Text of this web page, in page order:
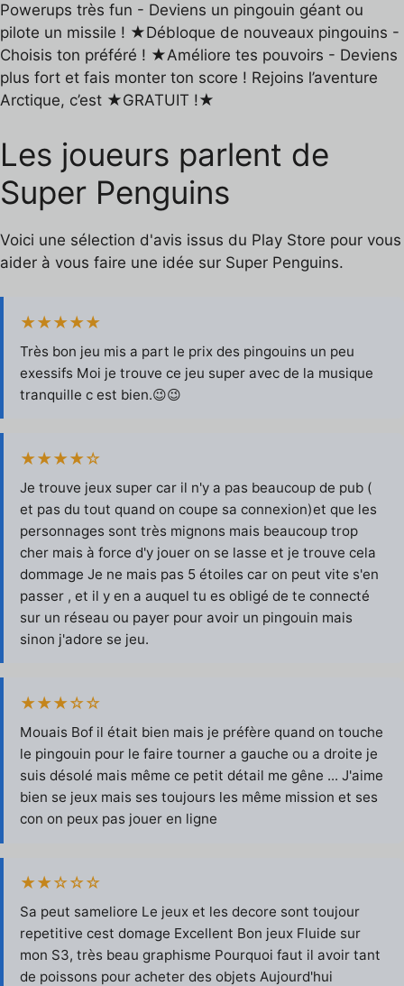
Powerups très fun - Deviens un pingouin géant ou
pilote un missile ! ★Débloque de nouveaux pingouins -
Choisis ton préféré ! ★Améliore tes pouvoirs - Deviens
plus fort et fais monter ton score ! Rejoins l’aventure
Arctique, c’est ★GRATUIT !★
Les joueurs parlent de
Super Penguins
Voici une sélection d'avis issus du Play Store pour vous
aider à vous faire une idée sur Super Penguins.
★★★★★
Très bon jeu mis a part le prix des pingouins un peu
exessifs Moi je trouve ce jeu super avec de la musique
tranquille c est bien.😉😉
★★★★☆
Je trouve jeux super car il n'y a pas beaucoup de pub (
et pas du tout quand on coupe sa connexion)et que les
personnages sont très mignons mais beaucoup trop
cher mais à force d'y jouer on se lasse et je trouve cela
dommage Je ne mais pas 5 étoiles car on peut vite s'en
passer , et il y en a auquel tu es obligé de te connecté
sur un réseau ou payer pour avoir un pingouin mais
sinon j'adore se jeu.
★★★☆☆
Mouais Bof il était bien mais je préfère quand on touche
le pingouin pour le faire tourner a gauche ou a droite je
suis désolé mais même ce petit détail me gêne ... J'aime
bien se jeux mais ses toujours les même mission et ses
con on peux pas jouer en ligne
★★☆☆☆
Sa peut sameliore Le jeux et les decore sont toujour
repetitive cest domage Excellent Bon jeux Fluide sur
mon S3, très beau graphisme Pourquoi faut il avoir tant
de poissons pour acheter des objets Aujourd'hui